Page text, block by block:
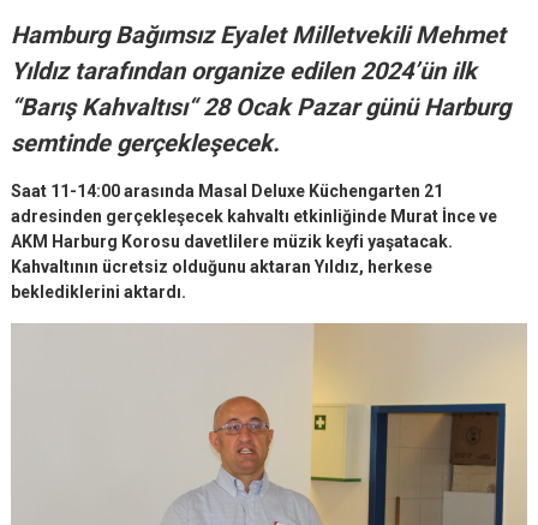
Hamburg Bağımsız Eyalet Milletvekili Mehmet
Yıldız tarafından organize edilen 2024’ün ilk
“Barış Kahvaltısı“ 28 Ocak Pazar günü Harburg
semtinde gerçekleşecek.
Saat 11-14:00 arasında Masal Deluxe Küchengarten 21
adresinden gerçekleşecek kahvaltı etkinliğinde Murat İnce ve
AKM Harburg Korosu davetlilere müzik keyfi yaşatacak.
Kahvaltının ücretsiz olduğunu aktaran Yıldız, herkese
beklediklerini aktardı.